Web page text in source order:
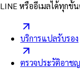
LINE หรืออีเมลได้ทุกขั้
บริการแปลรับรอง
ตรวจประวัติอาช